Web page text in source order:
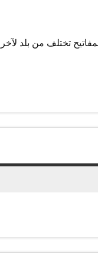
تختلف من بلد